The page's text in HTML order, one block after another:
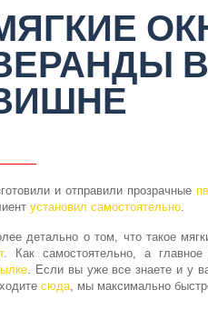
и отправили прозрачные
установил самостоятельно
детально о том, что такое
. Как самостоятельно, а
. Если вы уже все знаете и у
сюда , мы максимально